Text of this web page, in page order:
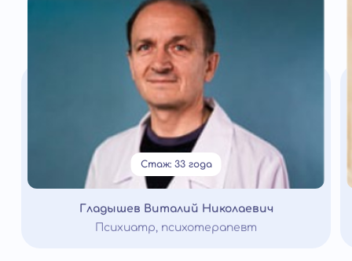
Стаж: 33 года
Гладышев Виталий Николаевич
Психиатр, психотерапевт